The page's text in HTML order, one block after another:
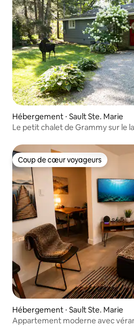
Hébergement ⋅ Sault Ste. Marie
Le petit chalet de Grammy sur le
Coup de cœur voyageurs
Coup de cœur voyageurs
Hébergement ⋅ Sault Ste. Marie
Appartement moderne avec